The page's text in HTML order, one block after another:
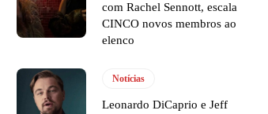
com Rachel Sennott, escala
CINCO novos membros ao
elenco
Notícias
Leonardo DiCaprio e Jeff